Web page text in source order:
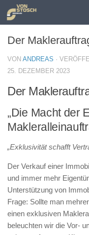
Zum Inhalt springen
Der
VON ANDREAS ·
25. DEZEMBER 2023
Der
„Die Macht der
„Exklusivität schafft
Der Verkauf einer
und immer mehr
Unterstützung von
Frage: Sollte man
einen exklusiven
beleuchten wir die Vor-